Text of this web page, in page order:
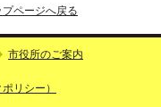
プページへ戻る
市役所のご案内
リシー）